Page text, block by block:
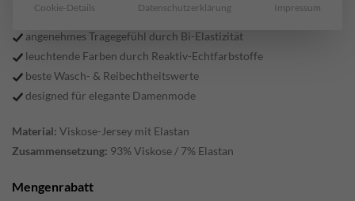
einfach zu verarbeiten da Stoff nicht einrollt
angenehmes Tragegefühl durch Bi-Elastizität
leuchtende Farben durch Reaktiv-Echtfarbstoffe
beste Wasch- & Reibechtheitswerte
designed für elegante Damenmode
Material: Viskose-Jersey mit Elastan
Zusammensetzung: 93% Viskose / 7% Elastan
Mengenrabatt
Cookie-Details Datenschutzerklärung Impressum